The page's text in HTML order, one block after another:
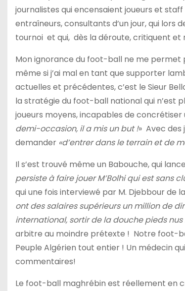
journalistes qui encensaient joueurs et
entraîneurs, consultants d’un jour, qui lors
tournoi et qui, dès la déroute, critiquent
Mon ignorance du foot-ball ne me permet
même si j’ai mal en tant que supporter
actuelles et précédentes, c’est le Sieur
la stratégie du foot-ball national qui n’est
joueurs moyens, incapables de concrétiser
demi-occasion, il a mis un but !» Avec des
demander «d’entrer dans le terrain et de
Il s’est trouvé même un Babouche, qui
persiste à faire jouer M’Bolhi qui est sans
qui une fois interviewé par M. Djebbour de
ont des salaires supérieurs un million de
international, sortir de la douche pieds nus
arbitre au moindre prétexte ! Notre foot-
Peuple Algérien tout entier ! Un médecin
commentaires!
Le foot-ball maghrébin est réellement en